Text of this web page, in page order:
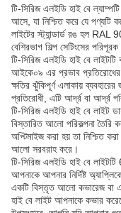
টি-সিরিজ এলইডি হাই বে
আসে, যা নিশ্চিত করে যে পণ্যটি
লাইটের স্ট্যান্ডার্ড রঙ হল RAL
বেশিরভাগ শিল্প সেটিংসের
টি-সিরিজ এলইডি হাই বে
আইকে০৯ এর প্রভাব প্রতিরোধের
ক্ষতির ঝুঁকিপূর্ণ এলাকায়
প্রতিরোধী, এটি আর্দ্র বা আর্দ্র
টি-সিরিজ এলইডি হাই বে লাইট
বিস্তারিত আলো পরিকল্পনা তৈরি
অপ্টিমাইজ করা হয় তা নিশ্চিত
আলো সরবরাহ করে।
টি-সিরিজ এলইডি হাই বে
আপনাকে আপনার নির্দিষ্ট
একটি বিস্তৃত আলো কভারেজ বা
হাই বে লাইট আপনাকে কভার